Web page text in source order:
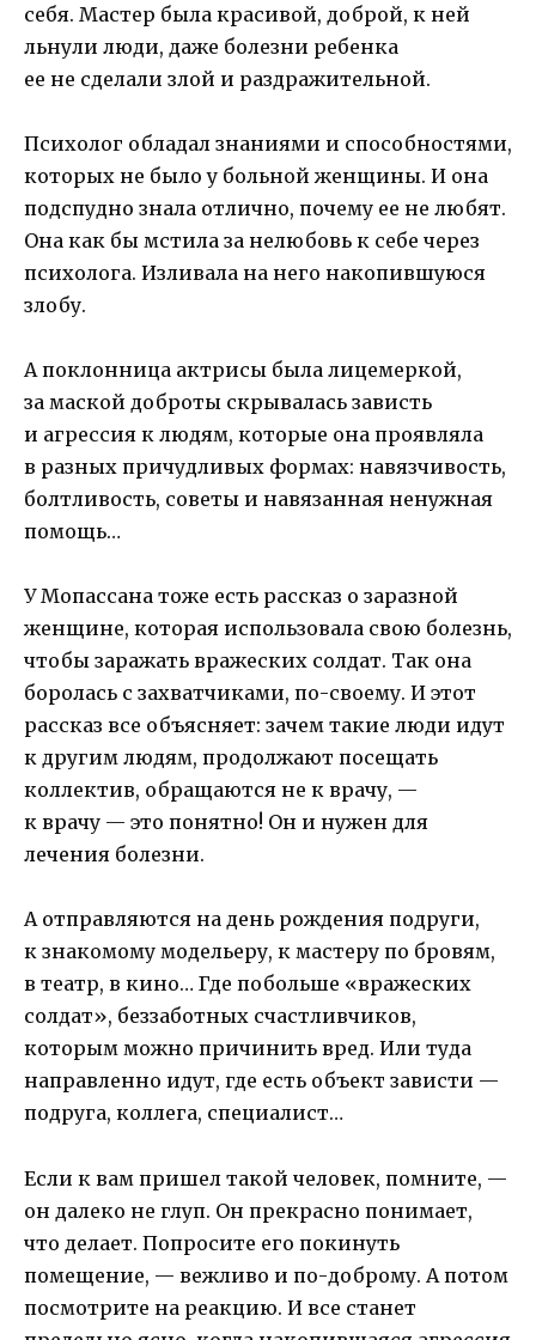
себя. Мастер была красивой, доброй, к ней
льнули люди, даже болезни ребенка
ее не сделали злой и раздражительной.
Психолог обладал знаниями и способностями,
которых не было у больной женщины. И она
подспудно знала отлично, почему ее не любят.
Она как бы мстила за нелюбовь к себе через
психолога. Изливала на него накопившуюся
злобу.
А поклонница актрисы была лицемеркой,
за маской доброты скрывалась зависть
и агрессия к людям, которые она проявляла
в разных причудливых формах: навязчивость,
болтливость, советы и навязанная ненужная
помощь…
У Мопассана тоже есть рассказ о заразной
женщине, которая использовала свою болезнь,
чтобы заражать вражеских солдат. Так она
боролась с захватчиками, по-своему. И этот
рассказ все объясняет: зачем такие люди идут
к другим людям, продолжают посещать
коллектив, обращаются не к врачу, —
к врачу — это понятно! Он и нужен для
лечения болезни.
А отправляются на день рождения подруги,
к знакомому модельеру, к мастеру по бровям,
в театр, в кино… Где побольше «вражеских
солдат», беззаботных счастливчиков,
которым можно причинить вред. Или туда
направленно идут, где есть объект зависти —
подруга, коллега, специалист…
Если к вам пришел такой человек, помните, —
он далеко не глуп. Он прекрасно понимает,
что делает. Попросите его покинуть
помещение, — вежливо и по-доброму. А потом
посмотрите на реакцию. И все станет